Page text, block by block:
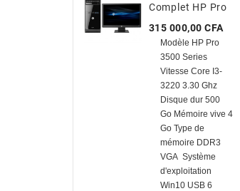
Complet HP Pro
3220 3.30Ghz/ 500
Go HDD / 4 Go
Avec TVA
Prix
315 000,00 CFA
Modèle HP Pro
3500 Series
Vitesse Core I3-
3220 3.30 Ghz
Disque dur 500
Go Mémoire vive 4
Go Type de
mémoire DDR3
VGA Système
d'exploitation
Win10 USB 6